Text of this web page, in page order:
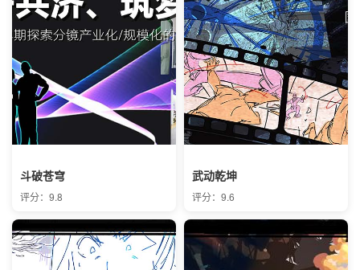
斗破苍穹
评分：9.8
武动乾坤
评分：9.6